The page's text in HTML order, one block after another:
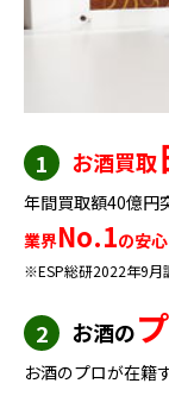
1 お酒買取
年間買取額40億円
業界No.1の安
※ESP総研2022年9月
2 お酒の
お酒のプロが在籍